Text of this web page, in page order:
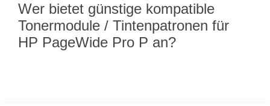
Wer bietet günstige kompatible
Tonermodule / Tintenpatronen für
HP PageWide Pro P an?